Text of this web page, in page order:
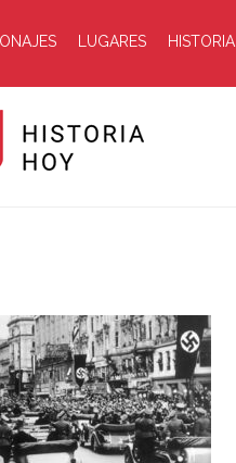
LUGARES HISTORIA
Hoy